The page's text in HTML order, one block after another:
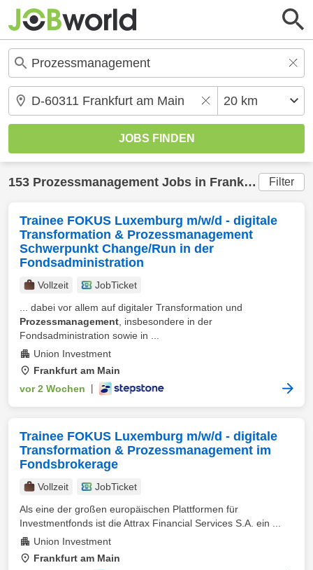
153 Prozessmanagement Jobs in Frankfurt am Main Filter
Trainee FOKUS Luxemburg m/w/d - digitale
Transformation & Prozessmanagement
Schwerpunkt Change/Run in der
Fondsadministration
Vollzeit
JobTicket
... dabei vor allem auf digitaler Transformation und
Prozessmanagement , insbesondere in der
Fondsadministration sowie in ...
Union Investment
Frankfurt am Main
vor 2 Wochen
Trainee FOKUS Luxemburg m/w/d - digitale
Transformation & Prozessmanagement im
Fondsbrokerage
Vollzeit
JobTicket
Als eine der großen europäischen Plattformen für
Investmentfonds ist die Attrax Financial Services S.A. ein ...
Union Investment
Frankfurt am Main